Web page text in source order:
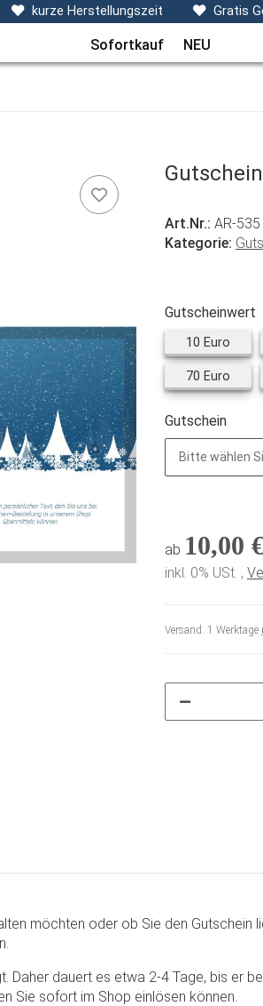
kurze Herstellungszeit Gratis
& Co Themen Sets
Sofortkauf NEU
Art.Nr.: AR-535
Kategorie:
Gutscheinwert
10 Euro
70 Euro
Gutschein
Bitte wählen
ab 10,00
inkl. 0% USt. ,
Versand: 1 Werktage
möchten oder ob Sie den
dauert es etwa 2-4 Tage, bis er
Sie sofort im Shop einlösen können.